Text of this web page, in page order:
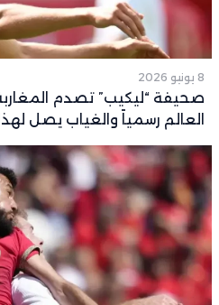
8 يونيو 2026
صحيفة “ليكيب” تصدم
العالم رسمياً والغياب يصل